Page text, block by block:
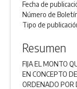
Fecha de
Número de
Tipo de
Resumen
FIJA EL MONTO
EN CONCEPTO
ORDENADO POR